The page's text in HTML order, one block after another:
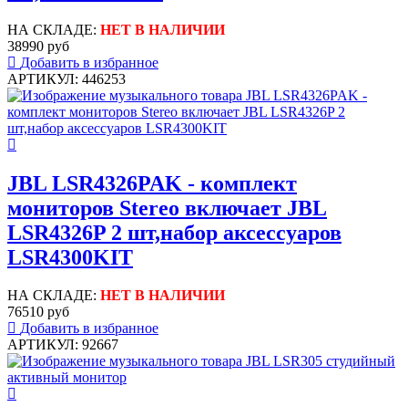
НА СКЛАДЕ: НЕТ В НАЛИЧИИ
38990 руб
Добавить в избранное
АРТИКУЛ: 446253
JBL LSR4326PAK - комплект
мониторов Stereo включает JBL
LSR4326P 2 шт,набор аксессуаров
LSR4300KIT
НА СКЛАДЕ: НЕТ В НАЛИЧИИ
76510 руб
Добавить в избранное
АРТИКУЛ: 92667